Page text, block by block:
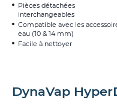
Pièces détachées
interchangeables
Compatible avec les
eau (10 & 14 mm)
Facile à nettoyer
DynaVap